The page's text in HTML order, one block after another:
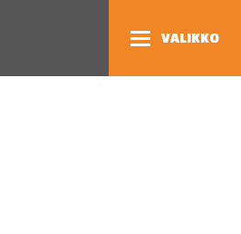
VALIKKO